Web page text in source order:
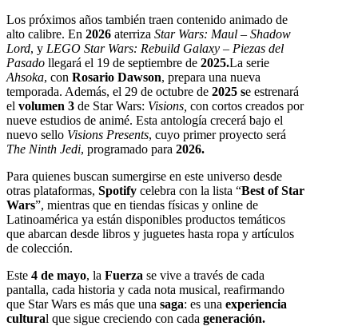
Los próximos años también traen contenido animado de
alto calibre. En 2026 aterriza Star Wars: Maul – Shadow
Lord, y LEGO Star Wars: Rebuild Galaxy – Piezas del
Pasado llegará el 19 de septiembre de 2025.La serie
Ahsoka, con Rosario Dawson, prepara una nueva
temporada. Además, el 29 de octubre de 2025 se estrenará
el volumen 3 de Star Wars: Visions, con cortos creados por
nueve estudios de animé. Esta antología crecerá bajo el
nuevo sello Visions Presents, cuyo primer proyecto será
The Ninth Jedi, programado para 2026.
Para quienes buscan sumergirse en este universo desde
otras plataformas, Spotify celebra con la lista “Best of Star
Wars”, mientras que en tiendas físicas y online de
Latinoamérica ya están disponibles productos temáticos
que abarcan desde libros y juguetes hasta ropa y artículos
de colección.
Este 4 de mayo, la Fuerza se vive a través de cada
pantalla, cada historia y cada nota musical, reafirmando
que Star Wars es más que una saga: es una experiencia
cultural que sigue creciendo con cada generación.